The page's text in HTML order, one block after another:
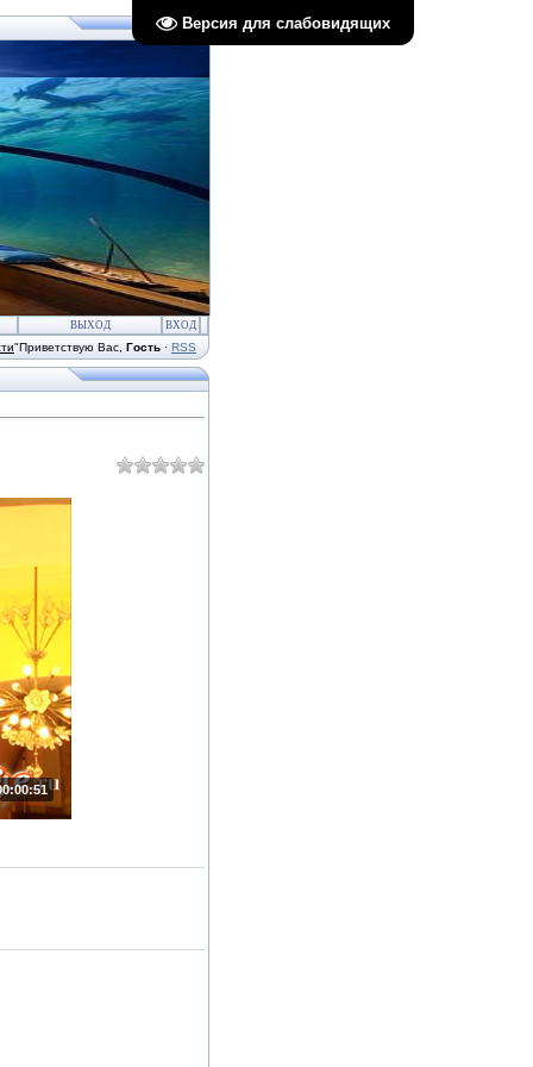
Версия для слабовидящих
ВЫХОД ВХОД
"Приветствую Вас Гость · RSS